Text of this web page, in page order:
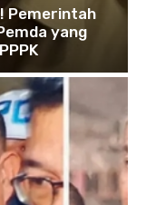
Pemerintah
yang